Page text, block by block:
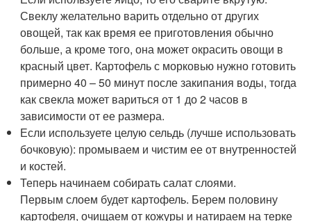
Свеклу желательно варить отдельно от других
овощей, так как время ее приготовления обычно
больше, а кроме того, она может окрасить овощи в
красный цвет. Картофель с морковью нужно готовить
примерно 40 – 50 минут после закипания воды, тогда
как свекла может вариться от 1 до 2 часов в
зависимости от ее размера.
Если используете целую сельдь (лучше использовать
бочковую): промываем и чистим ее от внутренностей
и костей.
Теперь начинаем собирать салат слоями.
Первым слоем будет картофель. Берем половину
картофеля, очищаем от кожуры и натираем на терке